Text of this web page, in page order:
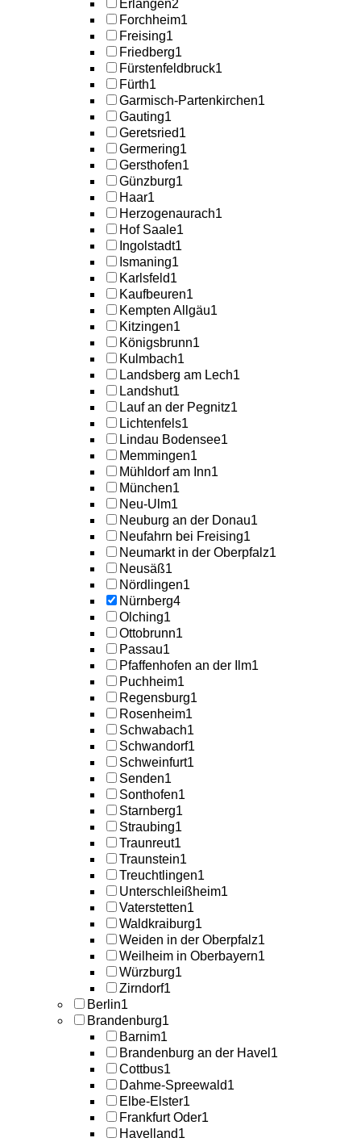
Erlangen2
Forchheim1
Freising1
Friedberg1
Fürstenfeldbruck1
Fürth1
Garmisch-Partenkirchen1
Gauting1
Geretsried1
Germering1
Gersthofen1
Günzburg1
Haar1
Herzogenaurach1
Hof Saale1
Ingolstadt1
Ismaning1
Karlsfeld1
Kaufbeuren1
Kempten Allgäu1
Kitzingen1
Königsbrunn1
Kulmbach1
Landsberg am Lech1
Landshut1
Lauf an der Pegnitz1
Lichtenfels1
Lindau Bodensee1
Memmingen1
Mühldorf am Inn1
München1
Neu-Ulm1
Neuburg an der Donau1
Neufahrn bei Freising1
Neumarkt in der Oberpfalz1
Neusäß1
Nördlingen1
Nürnberg4
Olching1
Ottobrunn1
Passau1
Pfaffenhofen an der Ilm1
Puchheim1
Regensburg1
Rosenheim1
Schwabach1
Schwandorf1
Schweinfurt1
Senden1
Sonthofen1
Starnberg1
Straubing1
Traunreut1
Traunstein1
Treuchtlingen1
Unterschleißheim1
Vaterstetten1
Waldkraiburg1
Weiden in der Oberpfalz1
Weilheim in Oberbayern1
Würzburg1
Zirndorf1
Berlin1
Brandenburg1
Barnim1
Brandenburg an der Havel 1
Cottbus1
Dahme-Spreewald1
Elbe-Elster1
Frankfurt Oder1
Havelland1